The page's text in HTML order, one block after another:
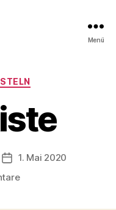
Menü
Beitragsdatum
1. Mai 2020
zu